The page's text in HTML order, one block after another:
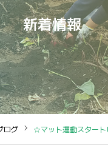
新着情報
ログ ☆マット運動スター